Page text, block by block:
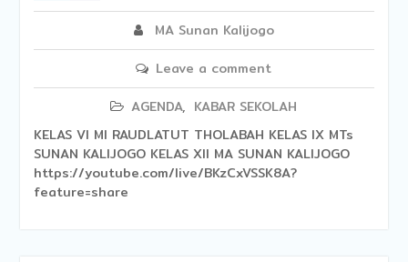
MA Sunan Kalijogo
Leave a comment
AGENDA, KABAR SEKOLAH
KELAS VI MI RAUDLATUT THOLABAH KELAS IX MTs
SUNAN KALIJOGO KELAS XII MA SUNAN KALIJOGO
https://youtube.com/live/BKzCxVSSK8A?
feature=share